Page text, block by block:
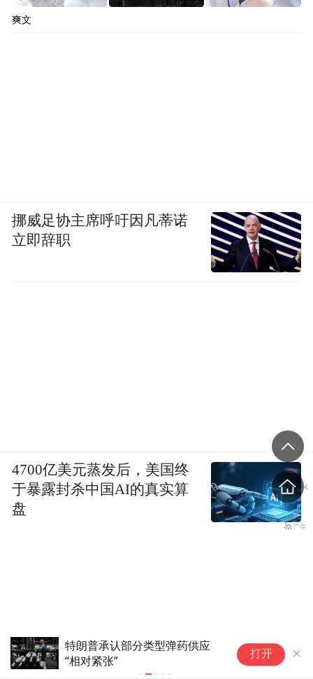
美总统被曝对弹药库存短缺的报
道很愤怒
特朗
美联
打开
爽文
挪威足协主席呼吁因凡蒂诺
立即辞职
4700亿美元蒸发后，美国终
于暴露封杀中国AI的真实算
盘